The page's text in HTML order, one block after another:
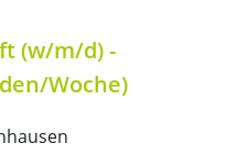
(w/m/d) -
Woche)